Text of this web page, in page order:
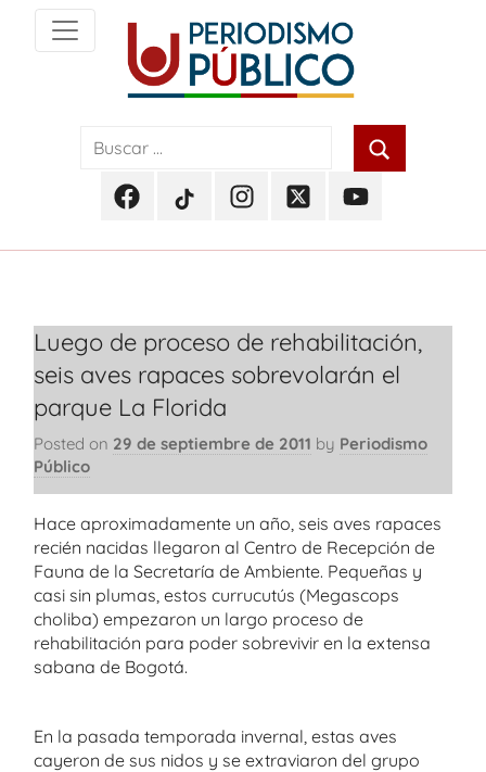
content
Periodismo
PúblicoFacebook
Periodismo
TikTok
Periodismo
InstagramTwitterYoutube
Luego de proceso de rehabilitación,
seis aves rapaces sobrevolarán el
parque La Florida
Posted on 29 de septiembre de 2011 by Periodismo
Público
Hace aproximadamente un año, seis aves rapaces
recién nacidas llegaron al Centro de Recepción de
Fauna de la Secretaría de Ambiente. Pequeñas y
casi sin plumas, estos currucutús (Megascops
choliba) empezaron un largo proceso de
rehabilitación para poder sobrevivir en la extensa
sabana de Bogotá.
En la pasada temporada invernal, estas aves
cayeron de sus nidos y se extraviaron del grupo